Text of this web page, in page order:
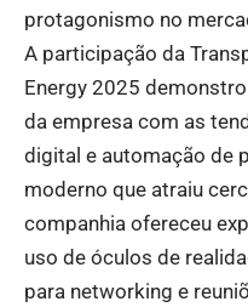
protagonismo no
A participação da
Energy 2025
da empresa com as
digital e automação de
moderno que atraiu
companhia ofereceu
uso de óculos de
para networking e